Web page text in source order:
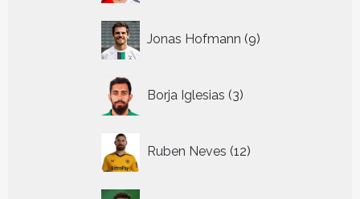
Jonas Hofmann 9
producten
Borja Iglesias 3
producten
Ruben Neves 12
producten